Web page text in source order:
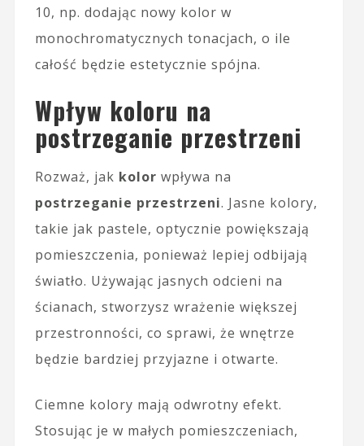
10, np. dodając nowy kolor w
monochromatycznych tonacjach, o ile
całość będzie estetycznie spójna.
Wpływ koloru na
postrzeganie przestrzeni
Rozważ, jak kolor wpływa na
postrzeganie przestrzeni. Jasne kolory,
takie jak pastele, optycznie powiększają
pomieszczenia, ponieważ lepiej odbijają
światło. Używając jasnych odcieni na
ścianach, stworzysz wrażenie większej
przestronności, co sprawi, że wnętrze
będzie bardziej przyjazne i otwarte.
Ciemne kolory mają odwrotny efekt.
Stosując je w małych pomieszczeniach,